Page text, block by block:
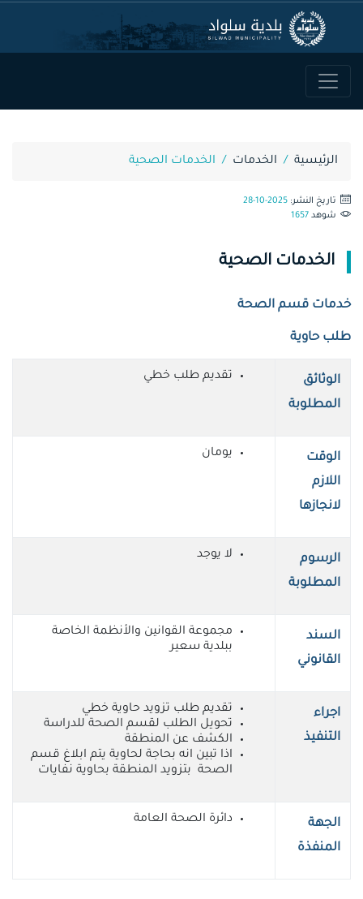
الرئيسية الخدمات الخدمات الصحية
تاريخ النشر: 28-10-2025
شوهد 1657
الخدمات الصحية
خدمات قسم الصحة
طلب حاوية
الوثائق
المطلوبة
تقديم طلب خطي
الوقت
اللازم
لانجازها
يومان
الرسوم
المطلوبة
لا يوجد
السند
القانوني
مجموعة القوانين والأنظمة الخاصة
ببلدية سعير
اجراء
التنفيذ
تقديم طلب تزويد حاوية خطي
تحويل الطلب لقسم الصحة للدراسة
الكشف عن المنطقة
اذا تبين انه بحاجة لحاوية يتم ابلاغ قسم
الصحة بتزويد المنطقة بحاوية نفايات
الجهة
المنفذة
دائرة الصحة العامة